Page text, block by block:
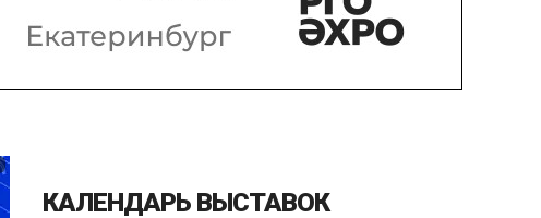
КАЛЕНДАРЬ ВЫСТАВОК